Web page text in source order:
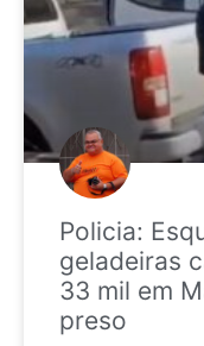
Policia:
geladeiras
33 mil em
preso